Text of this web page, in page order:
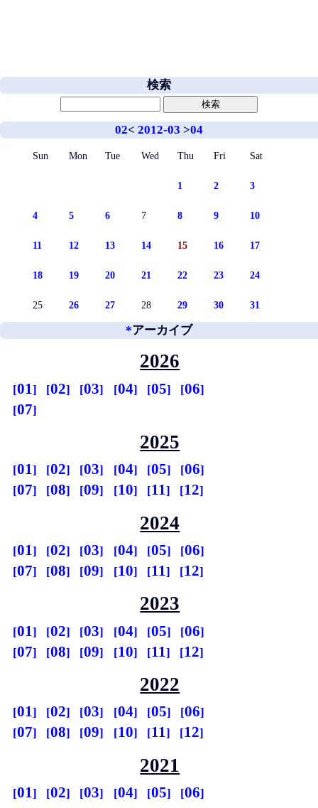
検索
02< 2012-03 >04
Sun Mon Tue Wed Thu Fri Sat
1 2 3
4 5 6 7 8 9 10
11 12 13 14 15 16 17
18 19 20 21 22 23 24
25 26 27 28 29 30 31
*アーカイブ
2026
01 02 03 04 05
06
07
2025
01 02 03 04 05
06
07
08 09 10 11 12
2024
01 02 03 04 05
06
07
08 09 10 11 12
2023
01 02 03 04 05
06
07
08 09 10 11 12
2022
01 02 03 04 05
06
07
08 09 10 11 12
2021
01 02 03 04 05
06